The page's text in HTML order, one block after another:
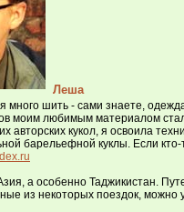
Леша
шить - сами знаете,
моим любимым материалом
авторских кукол, я освоила
барельефной куклы. Если
а особенно Таджикистан.
из некоторых поездок, можно